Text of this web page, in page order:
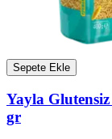
Sepete Ekle
Yayla Glutensiz
gr